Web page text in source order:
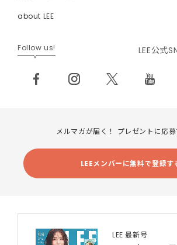
about LEE
Follow us! LEE公式
メルマガが届く！ プレゼントに応募
LEEメンバーに無料で登録す
LEE 最新号